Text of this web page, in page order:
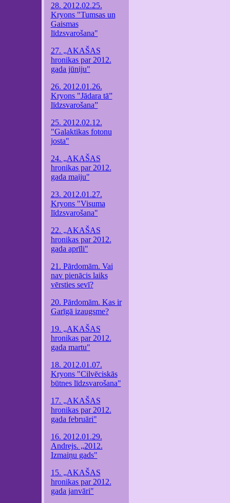
28. 2012.02.25.
Kryons "Tumsas un
Gaismas
līdzsvarošana"
27. „AKAŠAS
hronikas par 2012.
gada jūniju"
26. 2012.01.26.
Kryons "Jādara tā”
līdzsvarošana”
25. 2012.02.12.
"Galaktikas fotonu
josta"
24. „AKAŠAS
hronikas par 2012.
gada maiju"
23. 2012.01.27.
Kryons "Visuma
līdzsvarošana"
22. „AKAŠAS
hronikas par 2012.
gada aprīli"
21. Pārdomām. Vai
nav pienācis laiks
vērsties sevī?
20. Pārdomām. Kas ir
Garīgā izaugsme?
19. „AKAŠAS
hronikas par 2012.
gada martu"
18. 2012.01.07.
Kryons "Cilvēciskās
būtnes līdzsvarošana"
17. „AKAŠAS
hronikas par 2012.
gada februāri"
16. 2012.01.29.
Andrejs. „2012.
Izmaiņu gads"
15. „AKAŠAS
hronikas par 2012.
gada janvāri"